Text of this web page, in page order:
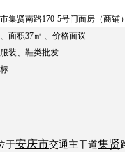
集贤南路170-5号门面房（商铺
面积37㎡ 、价格面议
装、鞋类批发
于安庆市交通主干道集贤